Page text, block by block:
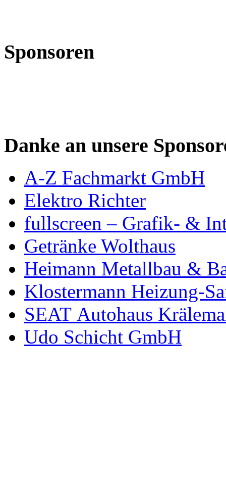
Sponsoren
Danke an unsere
A-Z Fachmarkt GmbH
Elektro Richter
fullscreen – Grafik- &
Getränke Wolthaus
Heimann Metallbau &
Klostermann Heizung-
SEAT Autohaus
Udo Schicht GmbH